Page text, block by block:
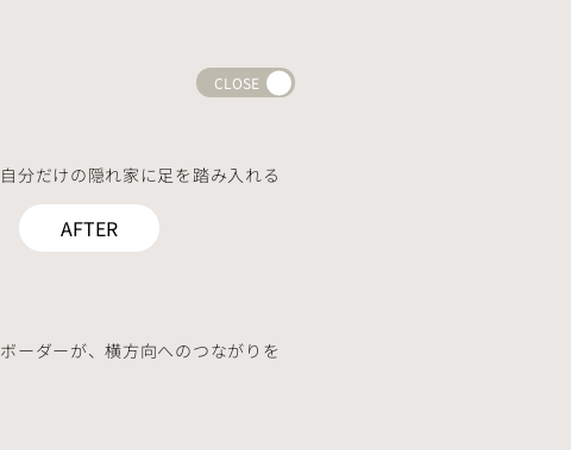
CLOSE
分だけの隠れ家に足を踏み入れる
なっています。
AFTER
ーダーが、横方向へのつながりを